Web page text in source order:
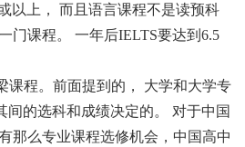
以上， 而且语言课程不是读预科
门课程。 一年后IELTS要达到6.5
课程。前面提到的， 大学和大学专
间的选科和成绩决定的。 对于中国
那么专业课程选修机会，中国高中